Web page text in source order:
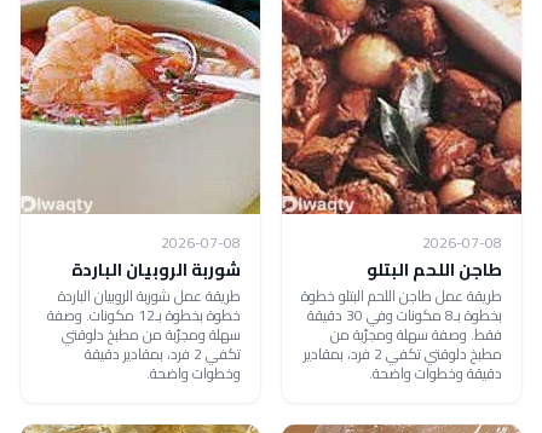
2026-07-08
طاجن اللحم البتلو
طريقة عمل طاجن اللحم البتلو خطوة
بخطوة بـ8 مكونات وفي 30 دقيقة
فقط. وصفة سهلة ومجرّبة من
مطبخ دلوقتي تكفي 2 فرد، بمقادير
دقيقة وخطوات واضحة.
2026-07-08
شوربة الروبيان الباردة
طريقة عمل شوربة الروبيان الباردة
خطوة بخطوة بـ12 مكونات. وصفة
سهلة ومجرّبة من مطبخ دلوقتي
تكفي 2 فرد، بمقادير دقيقة
وخطوات واضحة.